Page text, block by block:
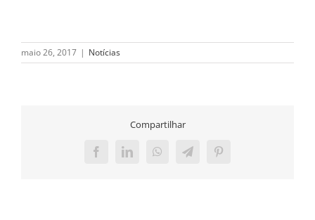
maio 26, 2017 | Notícias
Compartilhar
FacebookLinkedInWhatsAppTelegramPinterest